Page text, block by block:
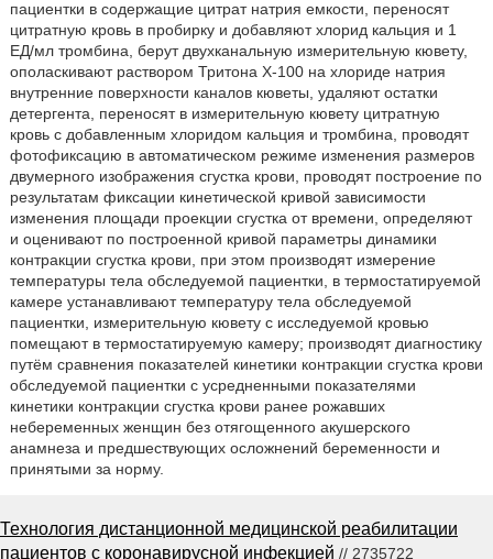
пациентки в содержащие цитрат натрия емкости, переносят
цитратную кровь в пробирку и добавляют хлорид кальция и 1
ЕД/мл тромбина, берут двухканальную измерительную кювету,
ополаскивают раствором Тритона X-100 на хлориде натрия
внутренние поверхности каналов кюветы, удаляют остатки
детергента, переносят в измерительную кювету цитратную
кровь с добавленным хлоридом кальция и тромбина, проводят
фотофиксацию в автоматическом режиме изменения размеров
двумерного изображения сгустка крови, проводят построение по
результатам фиксации кинетической кривой зависимости
изменения площади проекции сгустка от времени, определяют
и оценивают по построенной кривой параметры динамики
контракции сгустка крови, при этом производят измерение
температуры тела обследуемой пациентки, в термостатируемой
камере устанавливают температуру тела обследуемой
пациентки, измерительную кювету с исследуемой кровью
помещают в термостатируемую камеру; производят диагностику
путём сравнения показателей кинетики контракции сгустка крови
обследуемой пациентки с усредненными показателями
кинетики контракции сгустка крови ранее рожавших
небеременных женщин без отягощенного акушерского
анамнеза и предшествующих осложнений беременности и
принятыми за норму.
Технология дистанционной медицинской реабилитации
пациентов с коронавирусной инфекцией // 2735722